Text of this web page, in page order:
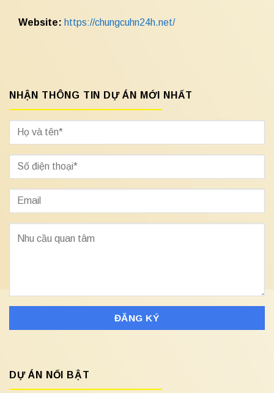
Website: https://chungcuhn24h.net/
NHẬN THÔNG TIN DỰ ÁN MỚI NHẤT
DỰ ÁN NỔI BẬT